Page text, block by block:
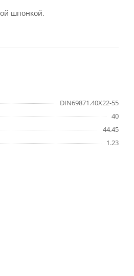
шпонкой.
DIN69871.40X22-55
40
44.45
1.23